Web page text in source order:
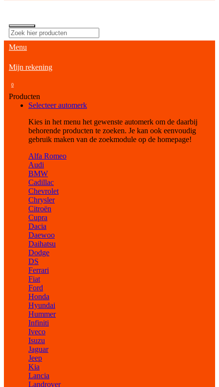
Menu
Mijn rekening
0
Producten
Selecteer automerk
Kies in het menu het gewenste automerk om de daarbij
behorende producten te zoeken. Je kan ook eenvoudig
gebruik maken van de zoekmodule op de homepage!
Alfa Romeo
Audi
BMW
Cadillac
Chevrolet
Chrysler
Citroën
Cupra
Dacia
Daewoo
Daihatsu
Dodge
DS
Ferrari
Fiat
Ford
Honda
Hyundai
Hummer
Infiniti
Iveco
Isuzu
Jaguar
Jeep
Kia
Lancia
Landrover